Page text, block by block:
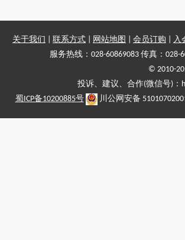
关于我们 联系方式 网站地图 会员订购
入
服务热线：028-60869083 传真：028-
© 2010-
投诉、建议、合作(微信号)
蜀ICP备10200885号
川公网安备